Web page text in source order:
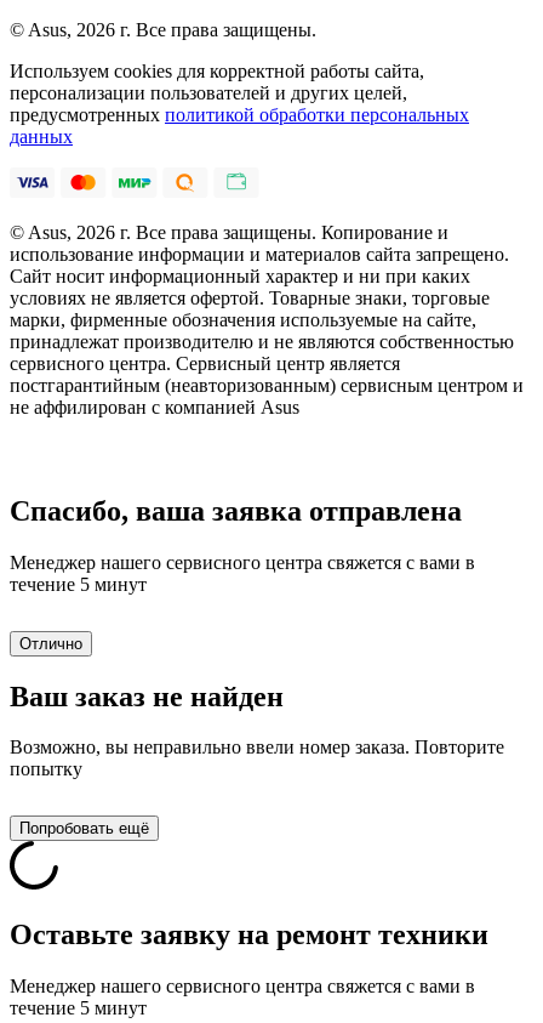
© Asus, 2026 г. Все права защищены.
Используем cookies для корректной работы сайта,
персонализации пользователей и других целей,
предусмотренных политикой обработки персональных
данных
© Asus, 2026 г. Все права защищены. Копирование и
использование информации и материалов сайта запрещено.
Сайт носит информационный характер и ни при каких
условиях не является офертой. Товарные знаки, торговые
марки, фирменные обозначения используемые на сайте,
принадлежат производителю и не являются собственностью
сервисного центра. Сервисный центр является
постгарантийным (неавторизованным) сервисным центром и
не аффилирован с компанией Asus
Спасибо, ваша заявка отправлена
Менеджер нашего сервисного центра свяжется с вами в
течение 5 минут
Отлично
Ваш заказ не найден
Возможно, вы неправильно ввели номер заказа. Повторите
попытку
Попробовать ещё
Оставьте заявку на ремонт техники
Менеджер нашего сервисного центра свяжется с вами в
течение 5 минут